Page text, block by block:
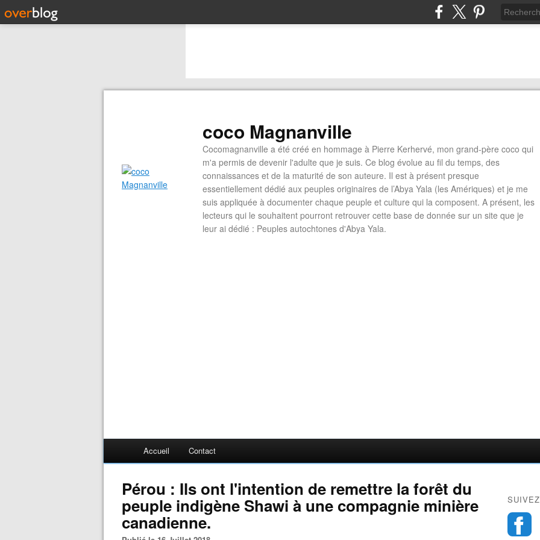
coco Magnanville
Cocomagnanville a été créé en hommage à Pierre Kerhervé, mon grand-père coco qui
m'a permis de devenir l'adulte que je suis. Ce blog évolue au fil du temps, des
connaissances et de la maturité de son auteure. Il est à présent presque
essentiellement dédié aux peuples originaires de l’Abya Yala (les Amériques) et je me
suis appliquée à documenter chaque peuple et culture qui la composent. A présent, les
lecteurs qui le souhaitent pourront retrouver cette base de donnée sur un site que je
leur ai dédié : Peuples autochtones d'Abya Yala.
Accueil Contact
Pérou : Ils ont l'intention de remettre la forêt du
peuple indigène Shawi à une compagnie minière
canadienne.